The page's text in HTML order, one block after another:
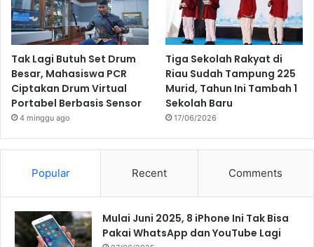
Tak Lagi Butuh Set Drum
Besar, Mahasiswa PCR
Ciptakan Drum Virtual
Portabel Berbasis Sensor
4 minggu ago
Tiga Sekolah Rakyat di
Riau Sudah Tampung 225
Murid, Tahun Ini Tambah 1
Sekolah Baru
17/06/2026
Popular Recent Comments
Mulai Juni 2025, 8 iPhone Ini Tak Bisa
Pakai WhatsApp dan YouTube Lagi